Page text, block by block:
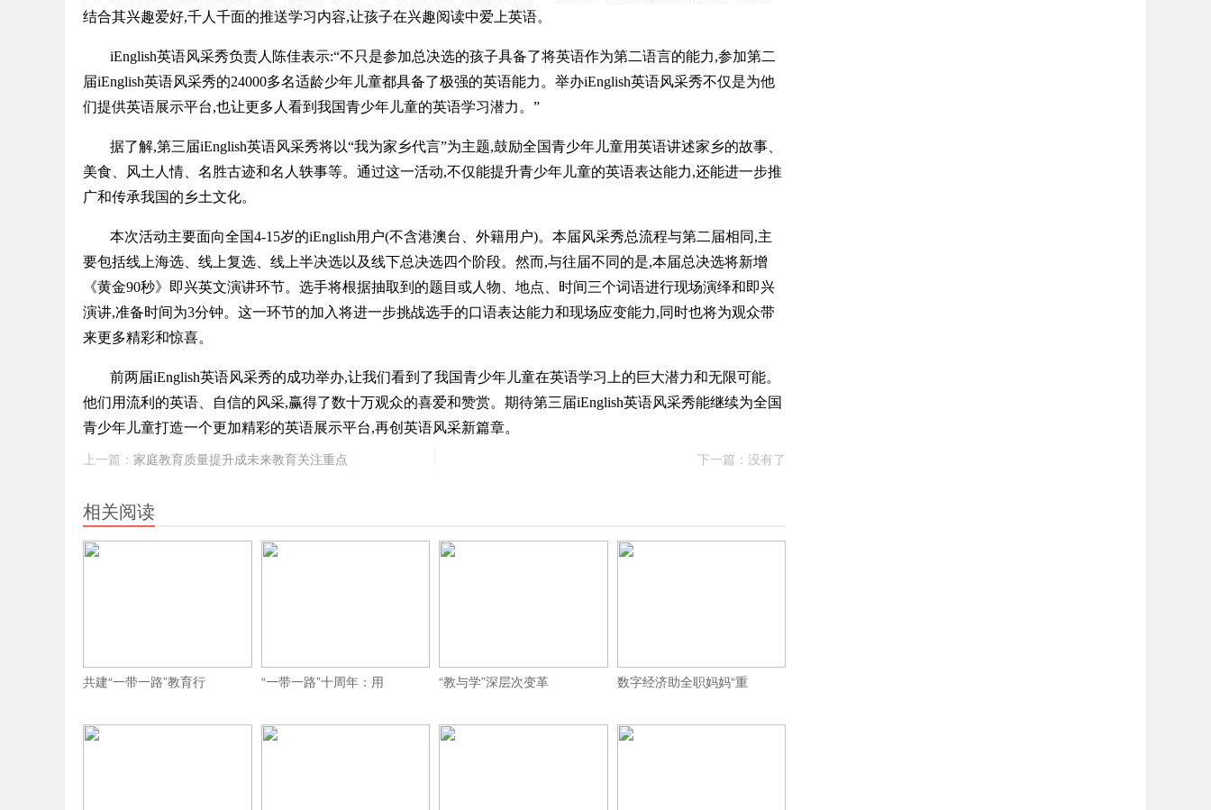
结合其兴趣爱好,千人千面的推送学习内容,让孩子在兴趣阅读中爱上英语。
iEnglish英语风采秀负责人陈佳表示:“不只是参加总决选的孩子具备了将英语作为第二语言的能力,参加第二
届iEnglish英语风采秀的24000多名适龄少年儿童都具备了极强的英语能力。举办iEnglish英语风采秀不仅是为他
们提供英语展示平台,也让更多人看到我国青少年儿童的英语学习潜力。”
据了解,第三届iEnglish英语风采秀将以“我为家乡代言”为主题,鼓励全国青少年儿童用英语讲述家乡的故事、
美食、风土人情、名胜古迹和名人轶事等。通过这一活动,不仅能提升青少年儿童的英语表达能力,还能进一步推
广和传承我国的乡土文化。
本次活动主要面向全国4-15岁的iEnglish用户(不含港澳台、外籍用户)。本届风采秀总流程与第二届相同,主
要包括线上海选、线上复选、线上半决选以及线下总决选四个阶段。然而,与往届不同的是,本届总决选将新增
《黄金90秒》即兴英文演讲环节。选手将根据抽取到的题目或人物、地点、时间三个词语进行现场演绎和即兴
演讲,准备时间为3分钟。这一环节的加入将进一步挑战选手的口语表达能力和现场应变能力,同时也将为观众带
来更多精彩和惊喜。
前两届iEnglish英语风采秀的成功举办,让我们看到了我国青少年儿童在英语学习上的巨大潜力和无限可能。
他们用流利的英语、自信的风采,赢得了数十万观众的喜爱和赞赏。期待第三届iEnglish英语风采秀能继续为全国
青少年儿童打造一个更加精彩的英语展示平台,再创英语风采新篇章。
上一篇： 家庭教育质量提升成未来教育关注重点 下一篇：没有了
相关阅读
共建“一带一路”教育行 “一带一路”十周年：用 “教与学”深层次变革 数字经济助全职妈妈“重